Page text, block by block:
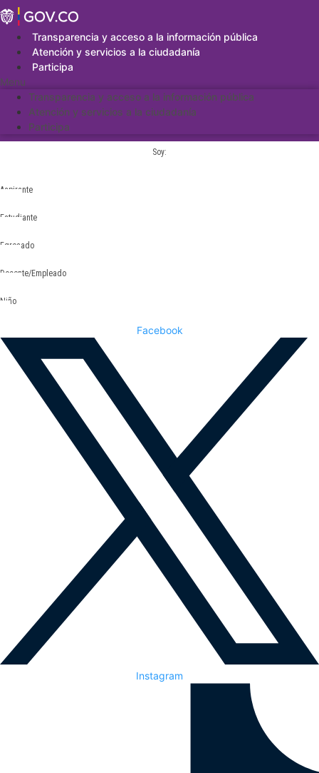
Saltar
al
contenidoTransparencia y acceso a la información pública
Atención y servicios a la ciudadanía
Participa
Menu
Transparencia y acceso a la información pública
Atención y servicios a la ciudadanía
Participa
Soy:
Aspirante
Estudiante
Egresado
Docente/Empleado
Niño
Facebook
Instagram